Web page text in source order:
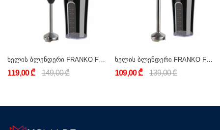
ხელის ბლენდერი FRANKO FHB-1122
119,00 ₾ 149,00 ₾
ხელის ბლენდერი FRANKO FHB-1121
109,00 ₾ 139,00 ₾